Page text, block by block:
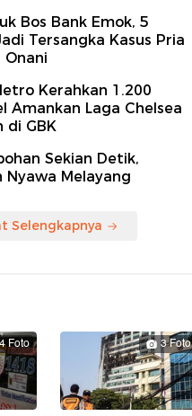
Bos Bank Emok, 5
Tersangka Kasus Pria
Onani
Kerahkan 1.200
Amankan Laga Chelsea
di GBK
Sekian Detik,
Nyawa Melayang
Selengkapnya
4 Foto 3 Foto